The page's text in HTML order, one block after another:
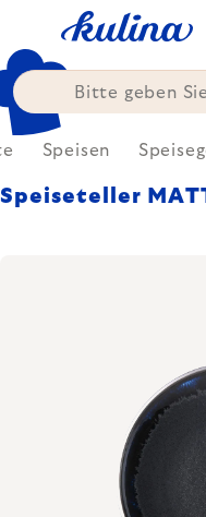
springen
Speisen
Speiseteller